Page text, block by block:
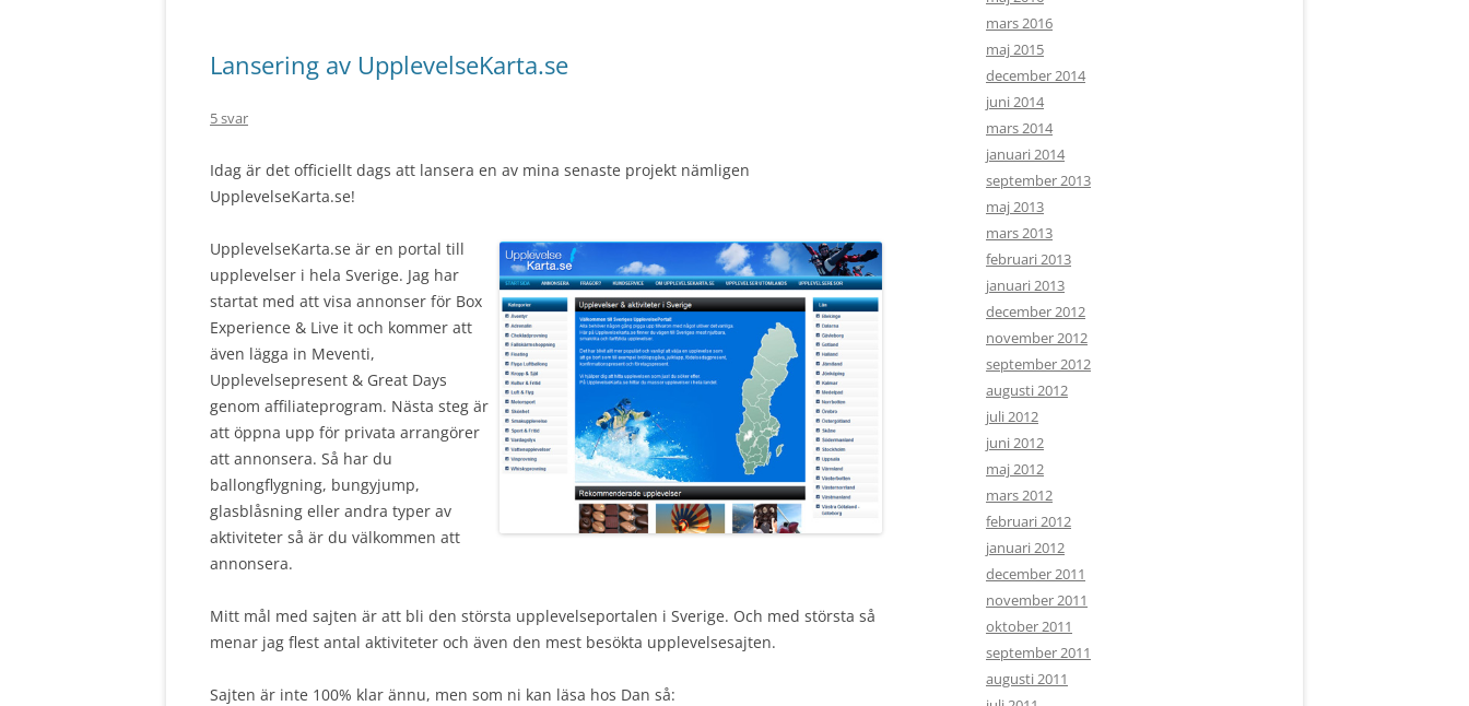
Lansering av UpplevelseKarta.se
5 svar
Idag är det officiellt dags att lansera en av mina senaste projekt nämligen
UpplevelseKarta.se!
UpplevelseKarta.se är en portal till
upplevelser i hela Sverige. Jag har
startat med att visa annonser för Box
Experience & Live it och kommer att
även lägga in Meventi,
Upplevelsepresent & Great Days
genom affiliateprogram. Nästa steg är
att öppna upp för privata arrangörer
att annonsera. Så har du
ballongflygning, bungyjump,
glasblåsning eller andra typer av
aktiviteter så är du välkommen att
annonsera.
Mitt mål med sajten är att bli den största upplevelseportalen i Sverige. Och med största så
menar jag flest antal aktiviteter och även den mest besökta upplevelsesajten.
Sajten är inte 100% klar ännu, men som ni kan läsa hos Dan så:
mars 2016
maj 2015
december 2014
juni 2014
mars 2014
januari 2014
september 2013
maj 2013
mars 2013
februari 2013
januari 2013
december 2012
november 2012
september 2012
augusti 2012
juli 2012
juni 2012
maj 2012
mars 2012
februari 2012
januari 2012
december 2011
november 2011
oktober 2011
september 2011
augusti 2011